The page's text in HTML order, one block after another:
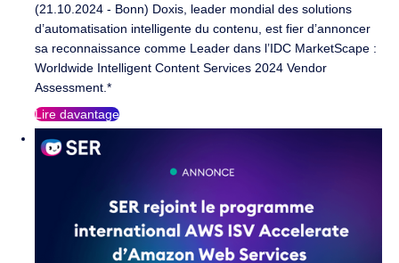
(21.10.2024 - Bonn) Doxis, leader mondial des solutions
d’automatisation intelligente du contenu, est fier d’annoncer
sa reconnaissance comme Leader dans l’IDC MarketScape :
Worldwide Intelligent Content Services 2024 Vendor
Assessment.*
Lire davantage